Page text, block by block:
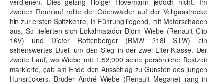
verdienen. Dies gelang Holger Hovemann jedoch nicht. Im
zweiten Rennlauf rollte der Odenwälder auf der Vollgasstrecke
hin zur ersten Spitzkehre, in Führung liegend, mit Motorschaden
aus. So lieferten sich Lokalmatador Björn Wiebe (Renault Clio
16V) und Dieter Rottenberger (BMW 318i STW) ein
sehenswertes Duell um den Sieg in der zwei Liter-Klasse. Der
zweite Lauf, wo Wiebe mit 1.52,990 seine persönliche Bestzeit
markierte, gab am Ende den Ausschlag zu Gunsten des jungen
Hunsrückers. Bruder André Wiebe (Renault Megane) rang in